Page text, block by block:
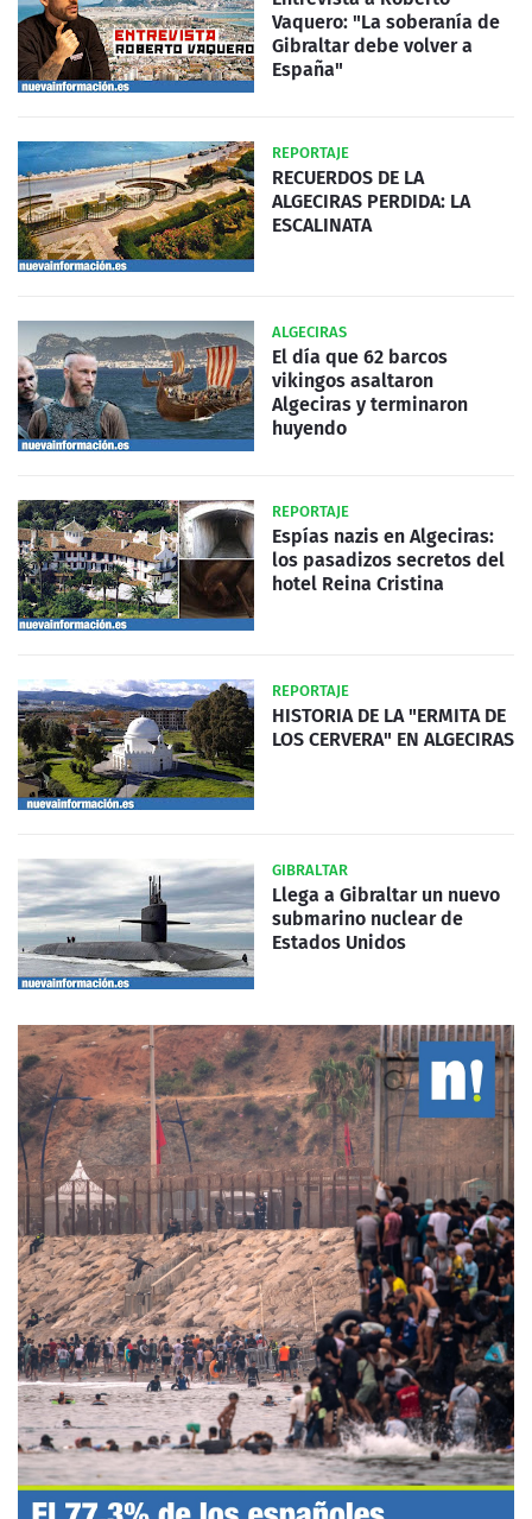
Vaquero: "La soberanía de
Gibraltar debe volver a
España"
REPORTAJE
RECUERDOS DE LA
ALGECIRAS PERDIDA: LA
ESCALINATA
ALGECIRAS
El día que 62 barcos
vikingos asaltaron
Algeciras y terminaron
huyendo
REPORTAJE
Espías nazis en Algeciras:
los pasadizos secretos del
hotel Reina Cristina
REPORTAJE
HISTORIA DE LA "ERMITA DE
LOS CERVERA" EN ALGECIRAS
GIBRALTAR
Llega a Gibraltar un nuevo
submarino nuclear de
Estados Unidos